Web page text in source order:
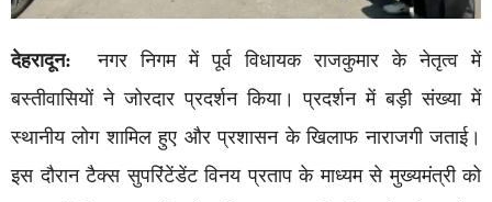
देहरादून:नगर निगम में पूर्व विधायकराजकुमार के नेतृत्व में
बस्तीवासियों ने जोरदार प्रदर्शन किया। प्रदर्शन में बड़ी संख्या में
स्थानीय लोग शामिल हुए और प्रशासन के खिलाफ नाराजगी जताई।
इस दौरान टैक्स सुपरिंटेंडेंट विनय प्रताप के माध्यम से मुख्यमंत्री को